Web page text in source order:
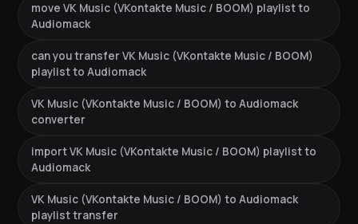
move VK Music (VKontakte Music / BOOM) playlist to
Audiomack
can you transfer VK Music (VKontakte Music / BOOM)
playlist to Audiomack
VK Music (VKontakte Music / BOOM) to Audiomack
converter
import VK Music (VKontakte Music / BOOM) playlist to
Audiomack
VK Music (VKontakte Music / BOOM) to Audiomack
playlist transfer